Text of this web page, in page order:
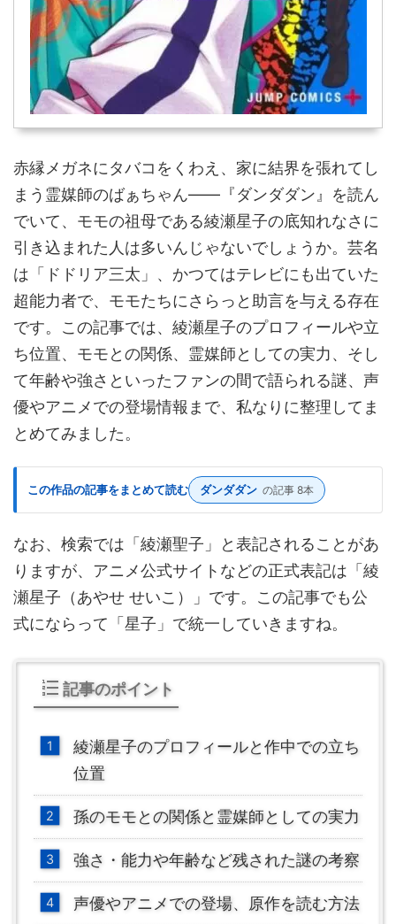
赤縁メガネにタバコをくわえ、家に結界を張れてし
まう霊媒師のばぁちゃん——『ダンダダン』を読ん
でいて、モモの祖母である綾瀬星子の底知れなさに
引き込まれた人は多いんじゃないでしょうか。芸名
は「ドドリア三太」、かつてはテレビにも出ていた
超能力者で、モモたちにさらっと助言を与える存在
です。この記事では、綾瀬星子のプロフィールや立
ち位置、モモとの関係、霊媒師としての実力、そし
て年齢や強さといったファンの間で語られる謎、声
優やアニメでの登場情報まで、私なりに整理してま
とめてみました。
この作品の記事をまとめて読む ダンダダン の記事 8本
なお、検索では「綾瀬聖子」と表記されることがあ
りますが、アニメ公式サイトなどの正式表記は「綾
瀬星子（あやせ せいこ）」です。この記事でも公
式にならって「星子」で統一していきますね。
記事のポイント
綾瀬星子のプロフィールと作中での立ち
位置
孫のモモとの関係と霊媒師としての実力
強さ・能力や年齢など残された謎の考察
声優やアニメでの登場、原作を読む方法